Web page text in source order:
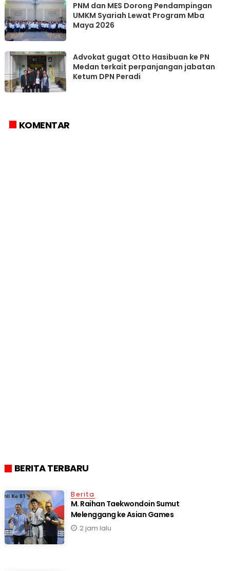
PNM dan MES Dorong Pendampingan
UMKM Syariah Lewat Program Mba
Maya 2026
Advokat gugat Otto Hasibuan ke PN
Medan terkait perpanjangan jabatan
Ketum DPN Peradi
KOMENTAR
BERITA TERBARU
Berita
M. Raihan Taekwondoin Sumut
Melenggang ke Asian Games
2 jam lalu